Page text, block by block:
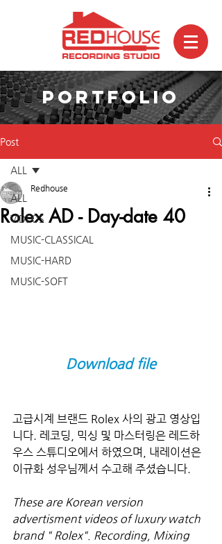
Post
ALL
VIDEOS
MUSIC-CLASSICAL
MUSIC-HARD
MUSIC-SOFT
ALL
Rolex AD - Day-date 40
Redhouse
Download file
고급시계 브랜드 Rolex 사의 광고 영상입
니다. 레코딩, 믹싱 및 마스터링은 레드하
우스 스튜디오에서 하였으며, 내레이션은
이규화 성우님께서 수고해 주셨습니다.
These are Korean version
advertisment videos of luxury watch
brand " Rolex". Recording, Mixing
PORTFOLIO